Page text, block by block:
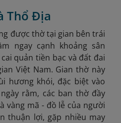
Thổ Địa
được thờ tại gian bên trái
ngay cạnh khoảng sân
quản tiền bạc và đất đai
Việt Nam. Gian thờ này
hương khói, đặc biệt vào
rằm, các ban thờ đầy
vàng mã - đồ lễ của người
thuận lợi, gặp nhiều may